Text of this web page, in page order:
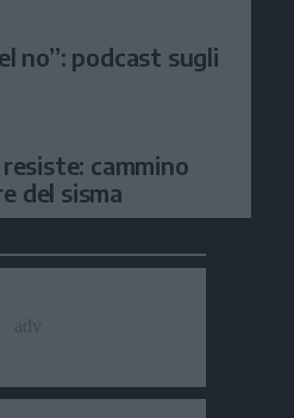
no”: podcast sugli
cammino
del sisma